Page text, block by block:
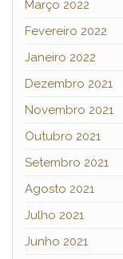
Março 2022
Fevereiro 2022
Janeiro 2022
Dezembro 2021
Novembro 2021
Outubro 2021
Setembro 2021
Agosto 2021
Julho 2021
Junho 2021